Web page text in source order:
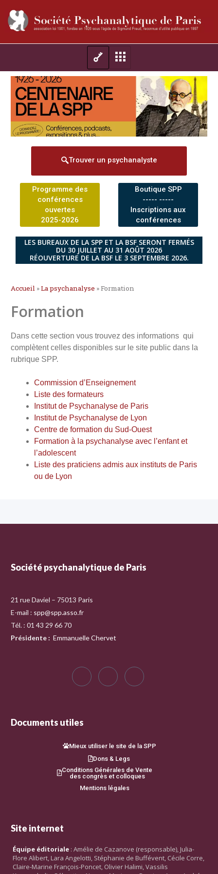
Trouver un psychanalyste
Programme des
conférences
ouvertes
2025-2026
Boutique SPP
----- -----
Inscriptions aux
conférences
LES BUREAUX DE LA SPP ET LA BSF SERONT FERMÉS
DU 30 JUILLET AU 31 AOÛT 2026
RÉOUVERTURE DE LA BSF LE 3 SEPTEMBRE 2026.
Accueil »La psychanalyse »Formation
Formation
Dans cette section vous trouvez des informations qui
complètent celles disponibles sur le site public dans la
rubrique SPP.
Commission d’Enseignement
Liste des formateurs
Institut de Psychanalyse de Paris
Institut de Psychanalyse de Lyon
Centre de formation du Sud-Ouest
Formation à la psychanalyse avec l’enfant et
l’adolescent
Liste des praticiens admis aux instituts de Paris
ou de Lyon
Société psychanalytique de Paris
21 rue Daviel – 75013 Paris
E-mail : spp@spp.asso.fr
Tél. : 01 43 29 66 70
Présidente : Emmanuelle Chervet
Documents utiles
Mieux utiliser le site de la SPP
Dons & Legs
Conditions Générales de Vente
des congrès et colloques
Mentions légales
Site internet
Équipe éditoriale : Amélie de Cazanove (responsable), Julia-
Flore Alibert, Lara Angelotti, Stéphanie de Buffévent, Cécile Corre,
Claire-Marine François-Poncet, Olivier Halimi, Vassilis